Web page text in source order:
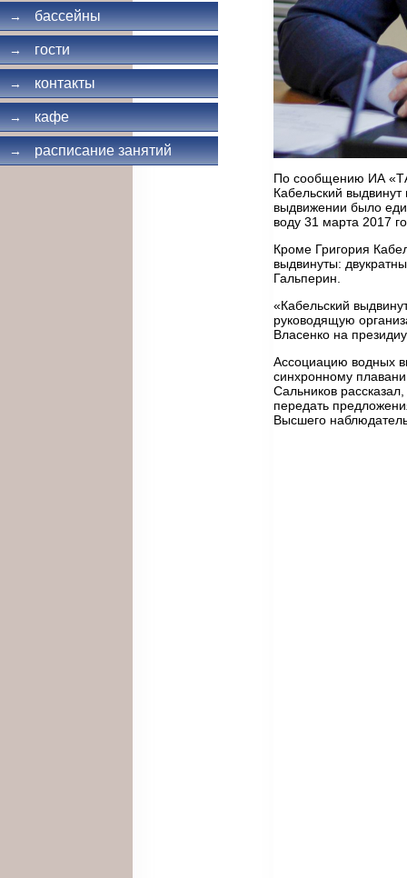
→ бассейны
→ гости
→ контакты
→ кафе
→ расписание занятий
По сообщению ИА
Кабельский
выдвижении было
воду 31 марта 2017
Кроме Григория
выдвинуты:
Гальперин.
«Кабельский
руководящую
Власенко на
Ассоциацию водных
синхронному
Сальников
передать
Высшего